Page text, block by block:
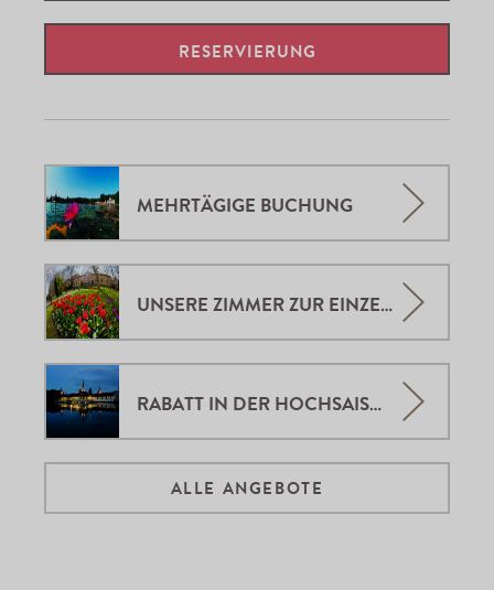
RESERVIERUNG
MEHRTÄGIGE BUCHUNG
UNSERE ZIMMER ZUR EINZELBELEGUNG
RABATT IN DER HOCHSAISON
ALLE ANGEBOTE